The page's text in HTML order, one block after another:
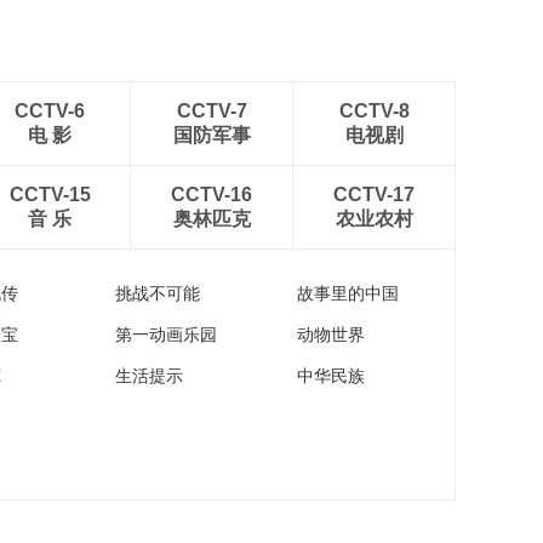
CCTV-6
电 影
CCTV-7
国防军事
CCTV-8
电视剧
CCTV-15
音 乐
CCTV-16
奥林匹克
CCTV-17
农业农村
挑战不可能 故事里的中国
第一动画乐园 动物世界
生活提示 中华民族